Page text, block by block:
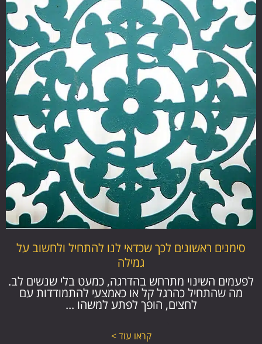
סימנים ראשונים לכך שכדאי לנו להתחיל ולחשוב על
גמילה
לפעמים השינוי מתרחש בהדרגה, כמעט בלי שנשים לב.
מה שהתחיל כהרגל קל או כאמצעי להתמודדות עם
לחצים, הופך לפתע למשהו ...
קראו עוד >